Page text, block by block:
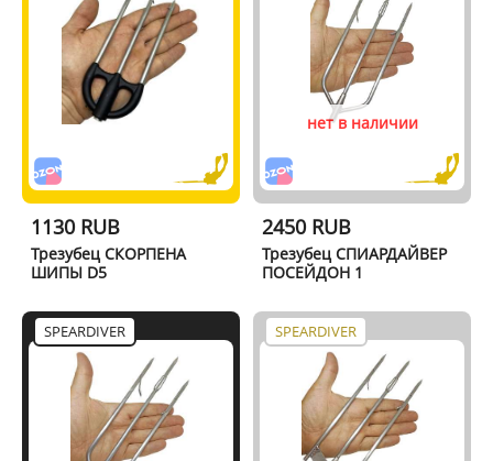
1130 RUB
Трезубец СКОРПЕНА
ШИПЫ D5
нет в наличии
2450 RUB
Трезубец СПИАРДАЙВЕР
ПОСЕЙДОН 1
SPEARDIVER SPEARDIVER